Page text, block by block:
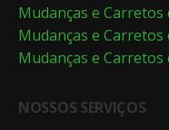
Mudanças e Carretos
Mudanças e
Mudanças e Carretos
NOSSOS SERVIÇOS